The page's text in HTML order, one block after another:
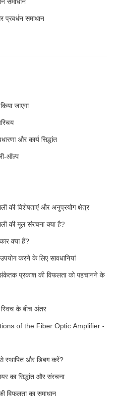
समाधान
जाएगा
और कार्य सिद्धांत
ऑल्प
की विशेषताएं और अनुप्रयोग क्षेत्र
की मूल संरचना क्या है?
क्या हैं?
करने के लिए सावधानियां
प्रकाश की विफलता को पहचानने के
स्विच के बीच अंतर
of the Fiber Optic Amplifier -
स्थापित और डिबग करें?
का सिद्धांत और संरचना
विफलता का समाधान